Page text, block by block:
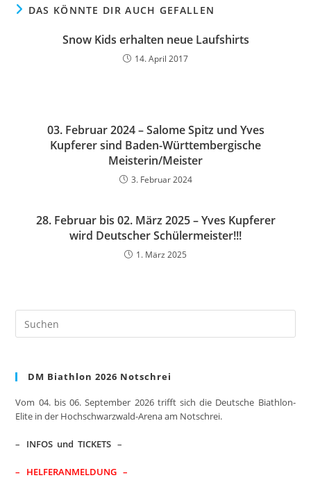
DAS KÖNNTE DIR AUCH GEFALLEN
Snow Kids erhalten neue Laufshirts
14. April 2017
03. Februar 2024 – Salome Spitz und Yves
Kupferer sind Baden-Württembergische
Meisterin/Meister
3. Februar 2024
28. Februar bis 02. März 2025 – Yves Kupferer
wird Deutscher Schülermeister!!!
1. März 2025
DM Biathlon 2026 Notschrei
Vom 04. bis 06. September 2026 trifft sich die Deutsche Biathlon-
Elite in der Hochschwarzwald-Arena am Notschrei.
– INFOS und TICKETS –
– HELFERANMELDUNG –